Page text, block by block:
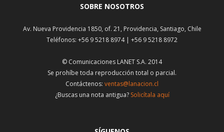
SOBRE NOSOTROS
Av. Nueva Providencia 1850, of. 21, Providencia, Santiago, Chile
Teléfonos: +56 9 5218 8974 | +56 9 5218 8972
© Comunicaciones LANET S.A. 2014
Se prohíbe toda reproducción total o parcial.
Contáctenos: ventas@lanacion.cl
¿Buscas una nota antigua? Solicítala aquí